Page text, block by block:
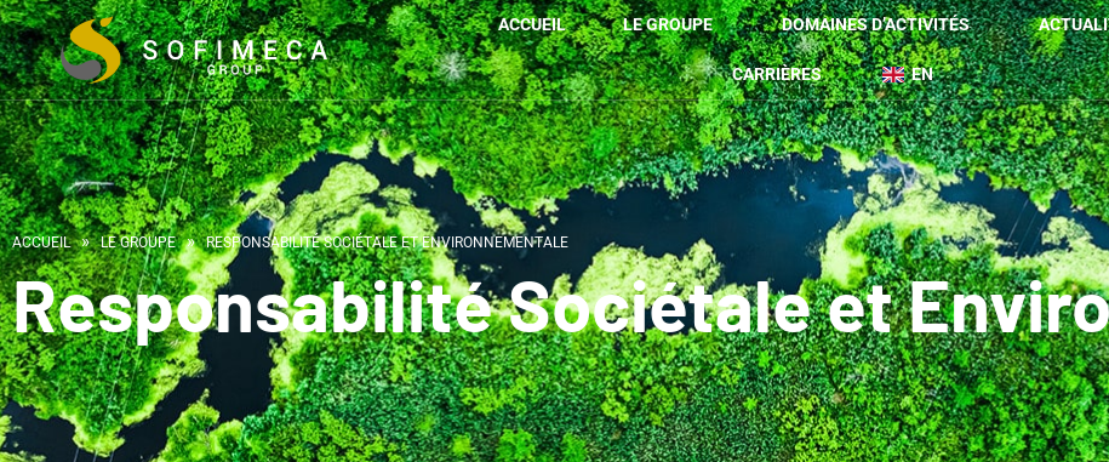
ACCUEIL LE GROUPE DOMAINES D’ACTIVITÉS
CARRIÈRES EN
ACCUEIL » LE GROUPE » RESPONSABILITÉ SOCIÉTALE ET ENVIRONNEMENTALE
Responsabilité Sociétale et